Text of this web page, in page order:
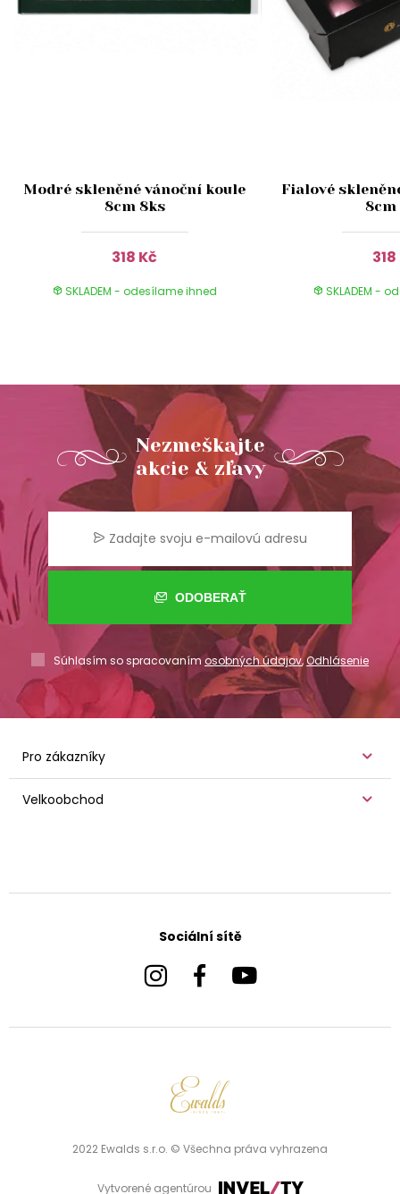
Modré skleněné vánoční koule
8cm 8ks
318 Kč
SKLADEM - odesílame ihned
Fialové
8cm
SKLADEM -
Nezmeškajte
akcie & zľavy
ODOBERAŤ
Súhlasím so spracovaním osobných údajov,Odhlásenie
Pro zákazníky
Velkoobchod
Sociální sítě
2022 Ewalds s.r.o. © Všechna práva vyhrazena
Vytvorené agentúrou